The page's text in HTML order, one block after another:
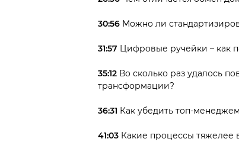
30:56Можно ли
31:57 Цифровые ручейки – как
35:12 Во сколько раз удалось
трансформации?
36:31 Как убедить топ-
41:03Какие процессы тяжелее